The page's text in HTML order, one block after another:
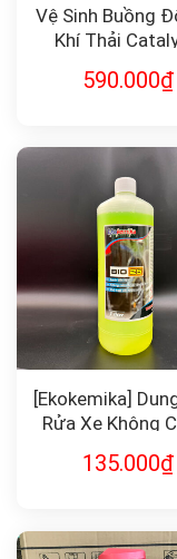
Vệ Sinh Buồng
Khí Thải
590.000₫
[Ekokemika]
Rửa Xe Không
135.000₫